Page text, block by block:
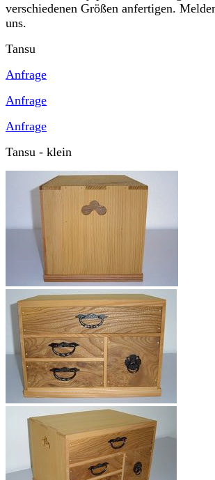
verschiedenen Größen anfertigen.
uns.
Tansu
Anfrage
Anfrage
Anfrage
Tansu - klein